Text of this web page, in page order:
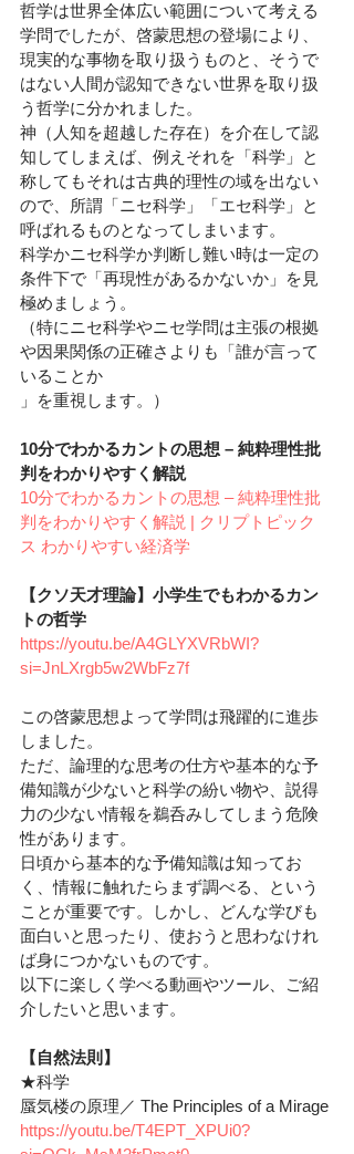
哲学は世界全体広い範囲について考える
学問でしたが、啓蒙思想の登場により、
現実的な事物を取り扱うものと、そうで
はない人間が認知できない世界を取り扱
う哲学に分かれました。
神（人知を超越した存在）を介在して認
知してしまえば、例えそれを「科学」と
称してもそれは古典的理性の域を出ない
ので、所謂「ニセ科学」「エセ科学」と
呼ばれるものとなってしまいます。
科学かニセ科学か判断し難い時は一定の
条件下で「再現性があるかないか」を見
極めましょう。
（特にニセ科学やニセ学問は主張の根拠
や因果関係の正確さよりも「誰が言って
いることか
」を重視します。）
10分でわかるカントの思想 – 純粋理性批
判をわかりやすく解説
10分でわかるカントの思想 – 純粋理性批
判をわかりやすく解説 | クリプトピック
ス わかりやすい経済学
【クソ天才理論】小学生でもわかるカン
トの哲学
https://youtu.be/A4GLYXVRbWI?
si=JnLXrgb5w2WbFz7f
この啓蒙思想よって学問は飛躍的に進歩
しました。
ただ、論理的な思考の仕方や基本的な予
備知識が少ないと科学の紛い物や、説得
力の少ない情報を鵜呑みしてしまう危険
性があります。
日頃から基本的な予備知識は知ってお
く、情報に触れたらまず調べる、という
ことが重要です。しかし、どんな学びも
面白いと思ったり、使おうと思わなけれ
ば身につかないものです。
以下に楽しく学べる動画やツール、ご紹
介したいと思います。
【自然法則】
★科学
蜃気楼の原理／ The Principles of a Mirage
https://youtu.be/T4EPT_XPUi0?